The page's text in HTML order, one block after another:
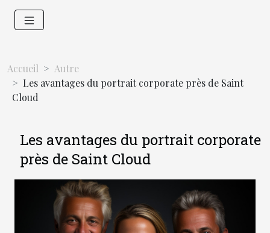
Accueil
Autre
Les avantages du portrait corporate près de Saint
Cloud
Les avantages du portrait corporate
près de Saint Cloud